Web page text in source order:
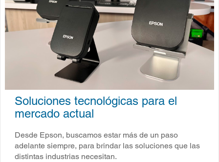
Soluciones tecnológicas para el
mercado actual
Desde Epson, buscamos estar más de un paso
adelante siempre, para brindar las soluciones que las
distintas industrias necesitan.